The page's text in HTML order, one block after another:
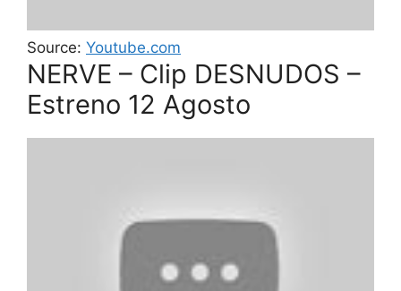
Source: Youtube.com
NERVE – Clip DESNUDOS –
Estreno 12 Agosto